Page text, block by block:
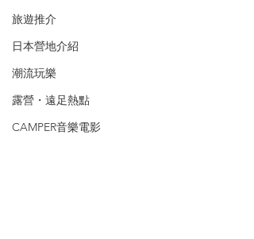
旅遊推介
日本營地介紹
潮流玩樂
露營・遠足熱點
CAMPER音樂電影